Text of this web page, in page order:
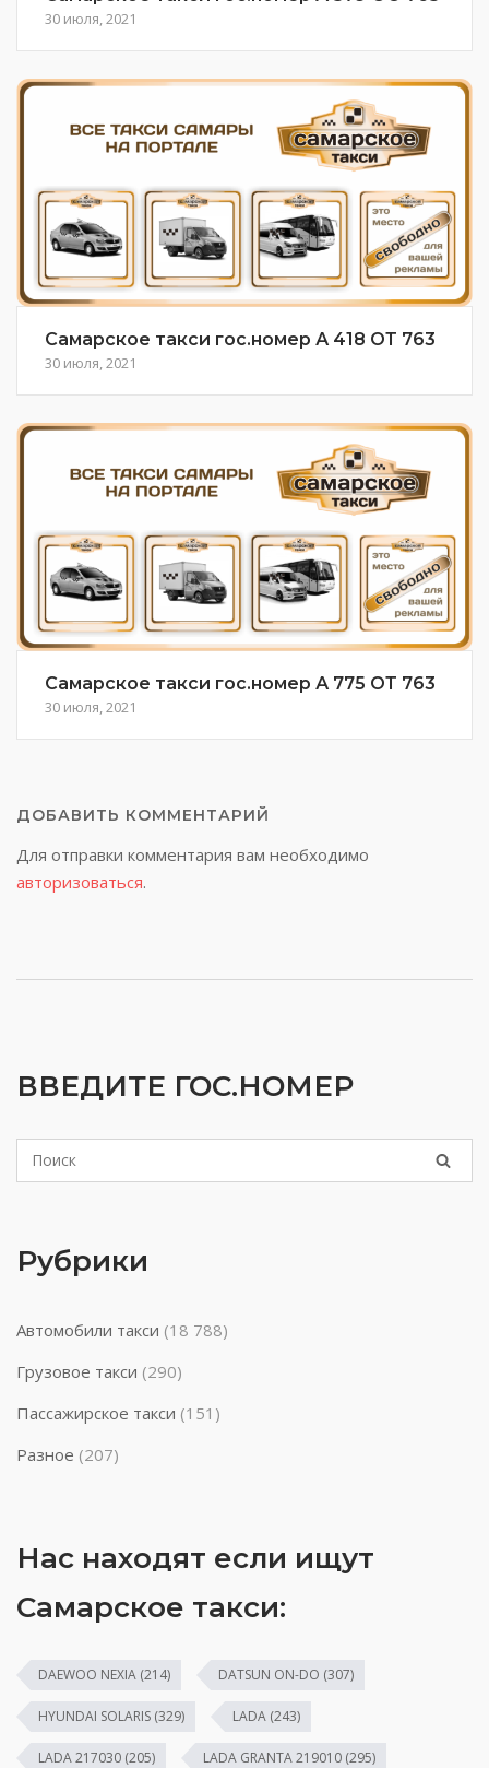
30 июля, 2021
Самарское такси гос.номер А 418 ОТ 763
30 июля, 2021
Самарское такси гос.номер А 775 ОТ 763
30 июля, 2021
ДОБАВИТЬ КОММЕНТАРИЙ
Для отправки комментария вам необходимо
авторизоваться.
ВВЕДИТЕ ГОС.НОМЕР
Рубрики
Автомобили такси (18 788)
Грузовое такси (290)
Пассажирское такси (151)
Разное (207)
Нас находят если ищут
Самарское такси:
DAEWOO NEXIA (214) DATSUN ON-DO (307)
HYUNDAI SOLARIS (329) LADA (243)
LADA 217030 (205) LADA GRANTA 219010 (295)